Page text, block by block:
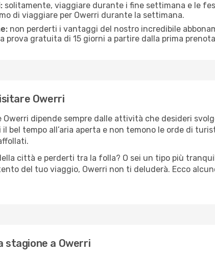
solitamente, viaggiare durante i fine settimana e le
di viaggiare per Owerri durante la settimana.
non perderti i vantaggi del nostro incredibile
prova gratuita di 15 giorni a partire dalla prima
Owerri
Owerri dipende sempre dalle attività che desideri
bel tempo all’aria aperta e non temono le orde di
città e perderti tra la folla? O sei un tipo più
del tuo viaggio, Owerri non ti deluderà. Ecco
stagione a Owerri